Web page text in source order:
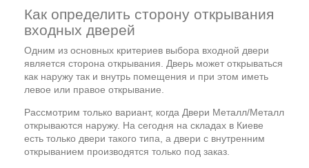
Как определить сторону открывания
входных дверей
Одним из основных критериев выбора входной двери
является сторона открывания. Дверь может открываться
как наружу так и внутрь помещения и при этом иметь
левое или правое открывание.
Рассмотрим только вариант, когда Двери Металл/Металл
открываются наружу. На сегодня на складах в Киеве
есть только двери такого типа, а двери с внутренним
открыванием производятся только под заказ.